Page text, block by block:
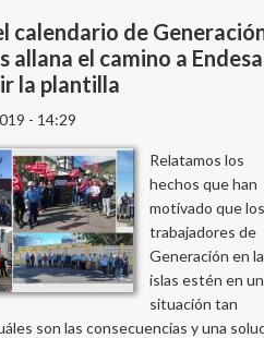
calendario de
allana el camino a Endesa
la plantilla
- 14:29
Relatamos los
hechos que han
motivado que los
trabajadores de
Generación en
islas estén en
situación tan
son las consecuencias y una